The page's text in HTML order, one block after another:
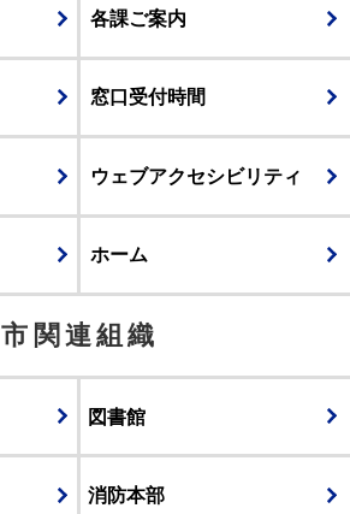
各課ご案内
窓口受付時間
ウェブアクセシビリティ
ホーム
市関連組織
図書館
消防本部